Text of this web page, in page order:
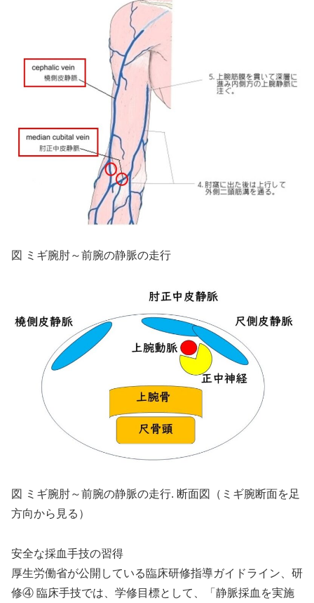
図 ミギ腕肘～前腕の静脈の走行
図 ミギ腕肘～前腕の静脈の走行. 断面図（ミギ腕断面を足
方向から見る）
安全な採血手技の習得
厚生労働省が公開している臨床研修指導ガイドライン、研
修④ 臨床手技では、学修目標として、「静脈採血を実施